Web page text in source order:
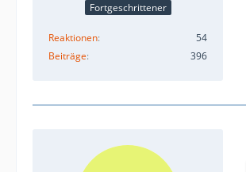
Fortgeschrittener
Reaktionen
54
Beiträge
396